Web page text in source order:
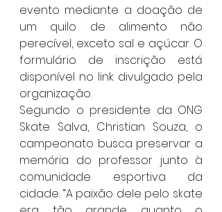
evento mediante a doação de
um quilo de alimento não
perecível, exceto sal e açúcar. O
formulário de inscrição está
disponível no link divulgado pela
organização.
Segundo o presidente da ONG
Skate Salva, Christian Souza, o
campeonato busca preservar a
memória do professor junto à
comunidade esportiva da
cidade. “A paixão dele pelo skate